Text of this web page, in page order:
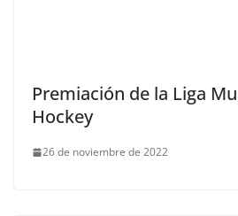
Premiación de la Liga
Hockey
26 de noviembre de 2022